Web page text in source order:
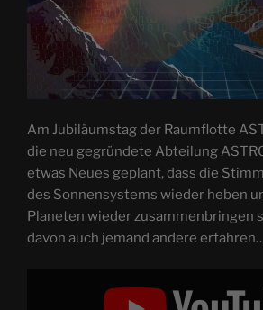
Am Jubiläumstag der Raumflotte
die neu gegründete Abteilung
etwas Neues geplant, dass die
des Sonnensystems wieder heben
Planeten wieder zusammenbringen
davon auch jemand andere
PRAELUDIUM“